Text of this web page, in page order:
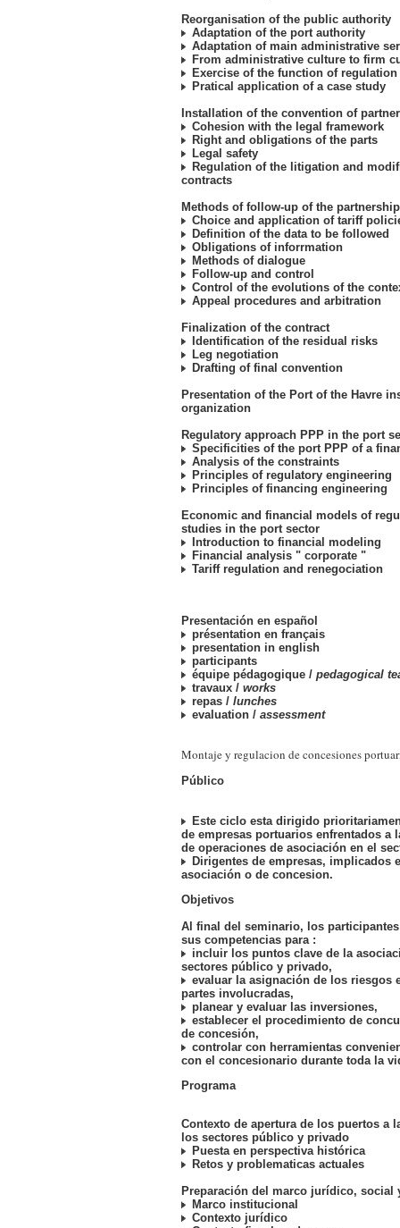
Reorganisation of the public authority
Adaptation of the port authority
Adaptation of main administrative
From administrative culture to firm
Exercise of the function of regulation
Pratical application of a case study
Installation of the convention of
Cohesion with the legal framework
Right and obligations of the parts
Legal safety
Regulation of the litigation and
contracts
Methods of follow-up of the partnership
Choice and application of tariff
Definition of the data to be followed
Obligations of inforrmation
Methods of dialogue
Follow-up and control
Control of the evolutions of the
Appeal procedures and arbitration
Finalization of the contract
Identification of the residual risks
Leg negotiation
Drafting of final convention
Presentation of the Port of the Havre
organization
Regulatory approach PPP in the port
Specificities of the port PPP of a
Analysis of the constraints
Principles of regulatory engineering
Principles of financing engineering
Economic and financial models of
studies in the port sector
Introduction to financial modeling
Financial analysis " corporate "
Tariff regulation and renegociation
Presentación en español
présentation en français
presentation in english
participants
équipe pédagogique / pedagogical
travaux / works
repas / lunches
evaluation / assessment
Montaje y regulacion de concesiones
Público
Este ciclo esta dirigido
de empresas portuarios enfrentados a
de operaciones de asociación en el
Dirigentes de empresas, implicados
asociación o de concesion.
Objetivos
Al final del seminario, los
sus competencias para :
incluir los puntos clave de la
sectores público y privado,
evaluar la asignación de los riesgos
partes involucradas,
planear y evaluar las inversiones,
establecer el procedimiento de
de concesión,
controlar con herramientas
con el concesionario durante toda la
Programa
Contexto de apertura de los puertos a
los sectores público y privado
Puesta en perspectiva histórica
Retos y problematicas actuales
Preparación del marco jurídico, social
Marco institucional
Contexto jurídico